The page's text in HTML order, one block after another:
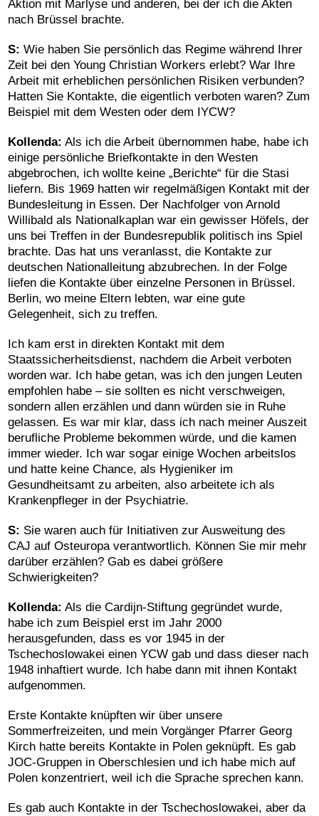
Aktion mit Marlyse und anderen, bei der ich die Akten
nach Brüssel brachte.
S: Wie haben Sie persönlich das Regime während Ihrer
Zeit bei den Young Christian Workers erlebt? War Ihre
Arbeit mit erheblichen persönlichen Risiken verbunden?
Hatten Sie Kontakte, die eigentlich verboten waren? Zum
Beispiel mit dem Westen oder dem IYCW?
Kollenda: Als ich die Arbeit übernommen habe, habe ich
einige persönliche Briefkontakte in den Westen
abgebrochen, ich wollte keine „Berichte“ für die Stasi
liefern. Bis 1969 hatten wir regelmäßigen Kontakt mit der
Bundesleitung in Essen. Der Nachfolger von Arnold
Willibald als Nationalkaplan war ein gewisser Höfels, der
uns bei Treffen in der Bundesrepublik politisch ins Spiel
brachte. Das hat uns veranlasst, die Kontakte zur
deutschen Nationalleitung abzubrechen. In der Folge
liefen die Kontakte über einzelne Personen in Brüssel.
Berlin, wo meine Eltern lebten, war eine gute
Gelegenheit, sich zu treffen.
Ich kam erst in direkten Kontakt mit dem
Staatssicherheitsdienst, nachdem die Arbeit verboten
worden war. Ich habe getan, was ich den jungen Leuten
empfohlen habe – sie sollten es nicht verschweigen,
sondern allen erzählen und dannwürden sie in Ruhe
gelassen. Es war mir klar, dass ich nach meiner Auszeit
berufliche Probleme bekommen würde, und die kamen
immer wieder. Ich war sogar einige Wochen arbeitslos
und hatte keine Chance, als Hygieniker im
Gesundheitsamt zu arbeiten, also arbeitete ich als
Krankenpfleger in der Psychiatrie.
S: Sie waren auch für Initiativen zur Ausweitung des
CAJ auf Osteuropa verantwortlich. Können Sie mir mehr
darüber erzählen? Gab es dabei größere
Schwierigkeiten?
Kollenda: Als die Cardijn-Stiftung gegründet wurde,
habe ich zum Beispiel erst im Jahr 2000
herausgefunden, dass es vor 1945 in der
Tschechoslowakei einen YCW gab und dass dieser nach
1948 inhaftiert wurde. Ich habe dann mit ihnen Kontakt
aufgenommen.
Erste Kontakte knüpften wir über unsere
Sommerfreizeiten, und mein Vorgänger Pfarrer Georg
Kirch hatte bereits Kontakte in Polen geknüpft. Es gab
JOC-Gruppen in Oberschlesien und ich habe mich auf
Polen konzentriert, weil ich die Sprache sprechen kann.
Es gab auch Kontakte in der Tschechoslowakei, aber da